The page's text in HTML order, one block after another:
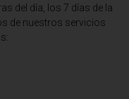
del día, los 7 días de la
de nuestros servicios